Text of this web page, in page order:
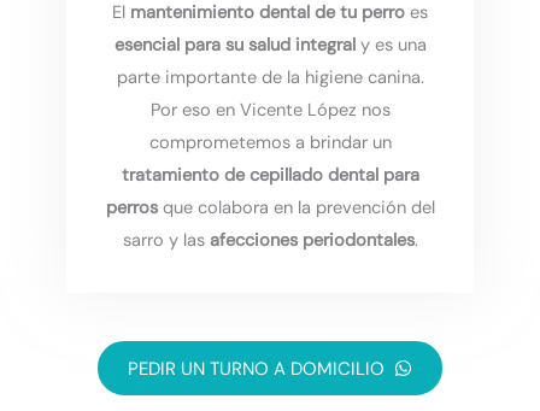
El mantenimiento dental de tu perro es
esencial para su salud integraly es una
parte importante de la higiene canina.
Por eso en Vicente López nos
comprometemos a brindar un
tratamiento de cepillado dental para
perrosque colabora en la prevención del
sarro y las afecciones periodontales.
PEDIR UN TURNO A DOMICILIO